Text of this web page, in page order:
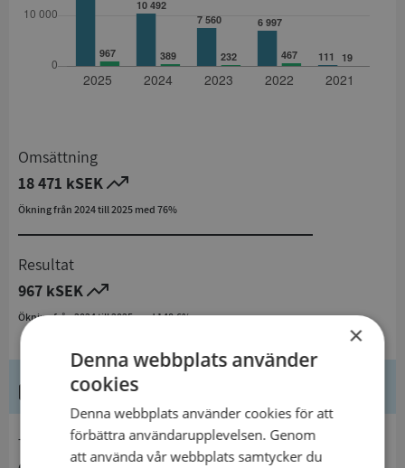
Omsättning
18 471 kSEK
Ökning från 2024 till 2025 med 76%
Resultat
967 kSEK
Ökning från 2024 till 2025 med 148,6%
Kontaktuppgifter
×
Denna webbplats använder
cookies
Denna webbplats använder cookies för att
förbättra användarupplevelsen. Genom
att använda vår webbplats samtycker du